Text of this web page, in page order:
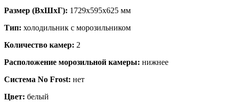
Размер (ВхШхГ): 1729x595x625 мм
Тип: холодильник с морозильником
Количество камер: 2
Расположение морозильной камеры: нижнее
Система No Frost: нет
Цвет: белый